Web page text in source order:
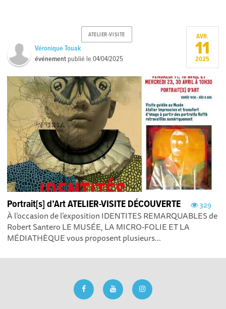
ATELIER-VISITE
Véronique Touak
événement publié le04/04/2025
AVR.
11
2025
329
Portrait[s] d’Art ATELIER-VISITE DÉCOUVERTE
À l’occasion de l’exposition IDENTITES REMARQUABLES de
Robert Santero LE MUSÉE, LA MICRO-FOLIE ET LA
MÉDIATHÈQUE vous proposent plusieurs...